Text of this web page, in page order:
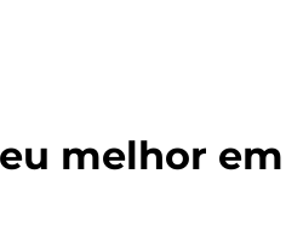
melhor